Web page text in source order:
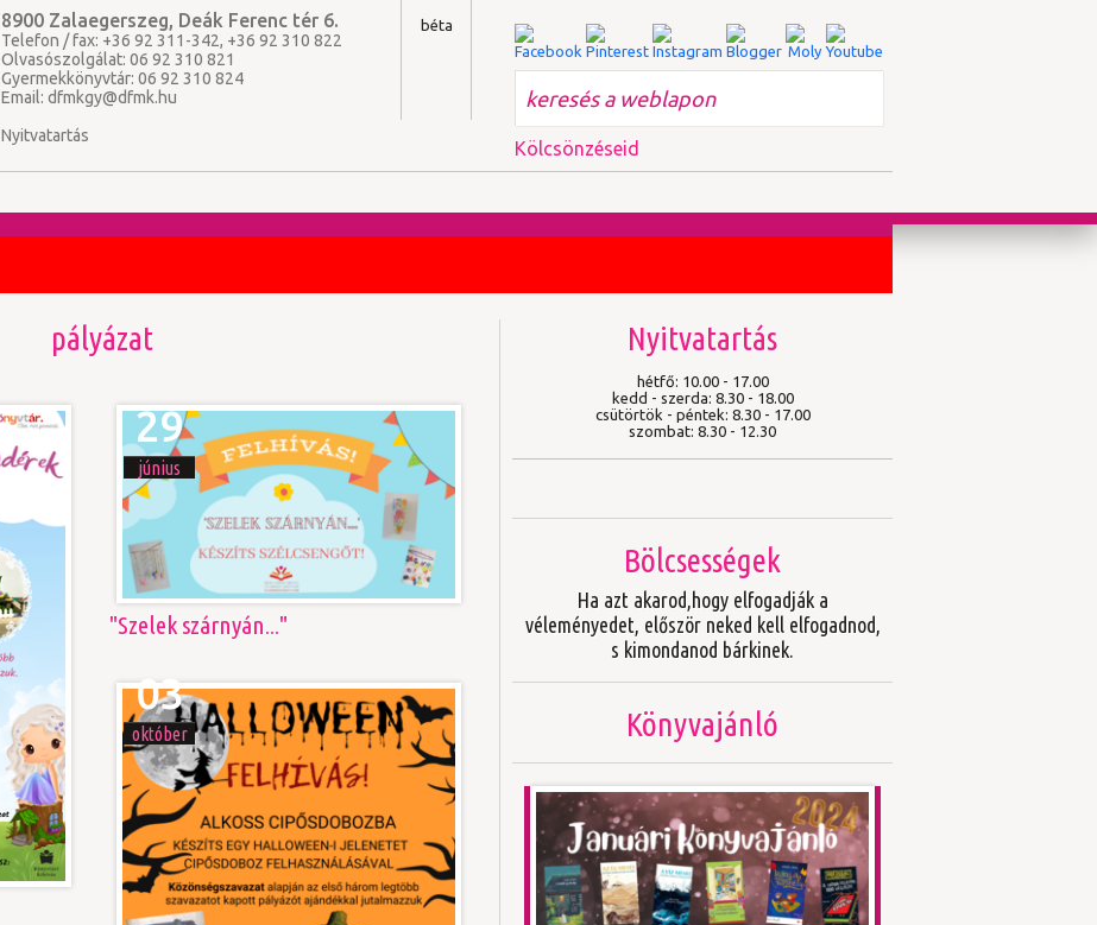
8900 Zalaegerszeg, Deák Ferenc tér 6.
Telefon / fax: +36 92 311-342, +36 92 310 822
Olvasószolgálat: 06 92 310 821
Gyermekkönyvtár: 06 92 310 824
Email:dfmkgy@dfmk.hu
Nyitvatartás
béta
Kölcsönzéseid
pályázat
29
június
"Szelek szárnyán..."
03
október
Nyitvatartás
hétfő: 10.00 - 17.00
kedd - szerda: 8.30 - 18.00
csütörtök - péntek: 8.30 - 17.00
szombat: 8.30 - 12.30
Bölcsességek
Ha azt akarod,hogy elfogadják a
véleményedet, először neked kell elfogadnod,
s kimondanod bárkinek.
Könyvajánló